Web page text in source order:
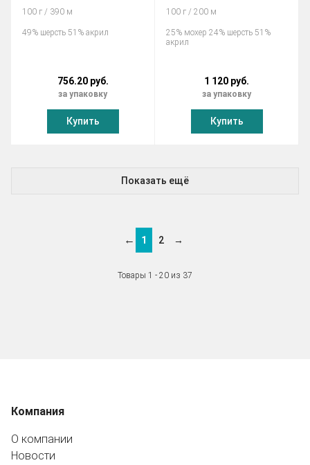
100 г / 390 м
49% шерсть 51% акрил
756.20 руб.
за упаковку
Купить
100 г / 200 м
25% мохер 24% шерсть 51%
акрил
1 120 руб.
за упаковку
Купить
Показать ещё
Товары 1 - 20 из 37
← 1 2 →
Компания
О компании
Новости